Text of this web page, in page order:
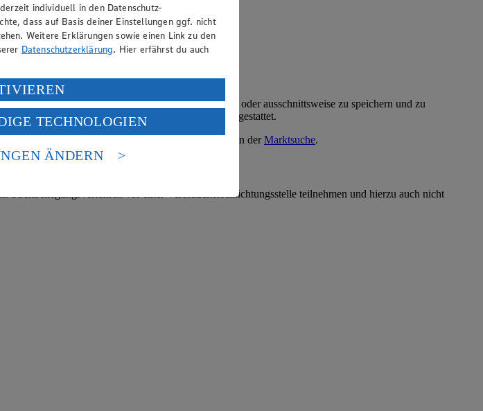
den auf dieser Website bereitgestellten Text ganz oder ausschnittsweise zu speichern und zu
oder Grafiken aus dieser Website nicht gestattet.
Firma und Anschriften unserer Märkte finden Sie in derMarktsuche.
vor einer Verbraucherschlichtungsstelle teilnehmen und hierzu auch nicht
individuell in den Datenschutz-
dass auf Basis deiner Einstellungen ggf. nicht
Weitere Erklärungen sowie einen Link zu den
Datenschutzerklärung. Hier erfährst du auch
in den USA durch Facebook und YouTube:
im Sinne des Art. 49 Abs. 1 Satz 1 lit. a) DSGVO
werden. Der EuGH sieht die USA als Land mit
Datenschutzniveau an. Es besteht das
Behörden.
TECHNOLOGIEN
ÄNDERN